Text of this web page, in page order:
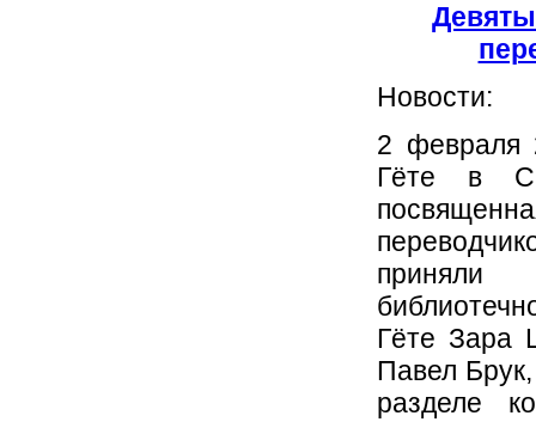
Новости:
2 февраля
Гёте в
приняли
Гёте Зара
Павел
разделе